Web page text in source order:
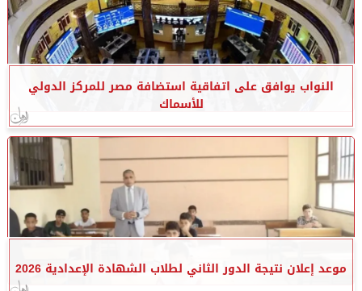
النواب يوافق على اتفاقية استضافة مصر للمركز الدولي
للأسماك
موعد إعلان نتيجة الدور الثاني لطلاب الشهادة الإعدادية 2026